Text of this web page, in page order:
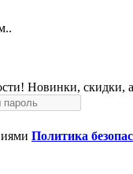
Новинки, скидки,
Политика